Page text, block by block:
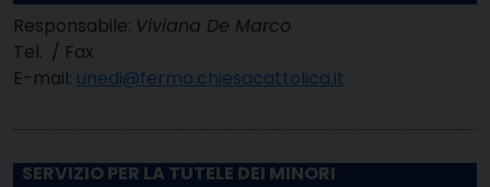
Responsabile: Viviana De Marco
Tel. / Fax
E-mail: unedi@fermo.chiesacattolica.it
SERVIZIO PER LA TUTELE DEI MINORI